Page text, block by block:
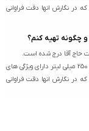
نگارش انها دقت فراوانی
تمامی محصولات حاج آقا از جمله کرم آبرسان آیانا مدل آلوئه ورا حجم 250 میلی لیتر دارای ویژگی های
نگارش انها دقت فراوانی